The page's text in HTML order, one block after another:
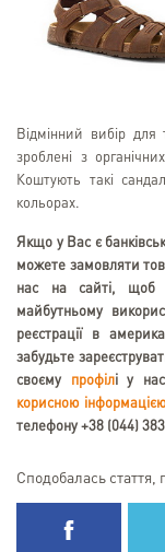
Відмінний вибір
зроблені з
Коштують такі
кольорах.
Якщо у Вас є
можете замовляти
нас на сайті, щоб
майбутньому
реєстрації в
забудьте
своєму
профілі у
корисною
телефону +38 (044)
Сподобалась стаття,